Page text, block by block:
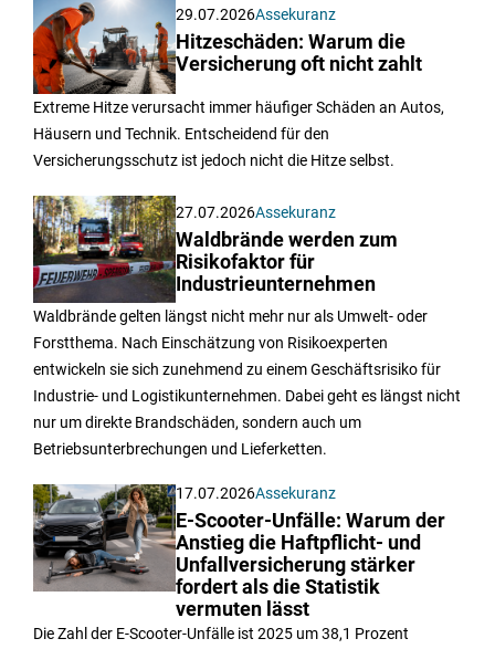
29.07.2026Assekuranz
Hitzeschäden: Warum die
Versicherung oft nicht zahlt
Extreme Hitze verursacht immer häufiger Schäden an Autos,
Häusern und Technik. Entscheidend für den
Versicherungsschutz ist jedoch nicht die Hitze selbst.
27.07.2026Assekuranz
Waldbrände werden zum
Risikofaktor für
Industrieunternehmen
Waldbrände gelten längst nicht mehr nur als Umwelt- oder
Forstthema. Nach Einschätzung von Risikoexperten
entwickeln sie sich zunehmend zu einem Geschäftsrisiko für
Industrie- und Logistikunternehmen. Dabei geht es längst nicht
nur um direkte Brandschäden, sondern auch um
Betriebsunterbrechungen und Lieferketten.
17.07.2026Assekuranz
E-Scooter-Unfälle: Warum der
Anstieg die Haftpflicht- und
Unfallversicherung stärker
fordert als die Statistik
vermuten lässt
Die Zahl der E-Scooter-Unfälle ist 2025 um 38,1 Prozent